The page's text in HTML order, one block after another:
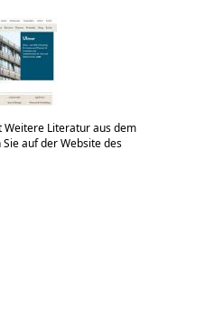
Weitere Literatur aus dem
auf der Website des